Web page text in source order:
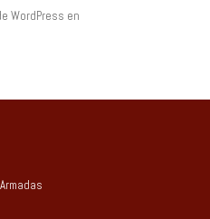
WordPress en